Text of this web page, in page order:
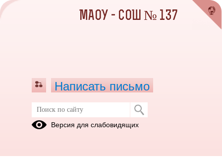
Педагогическим работникам
МАОУ - СОШ № 137
Написать письмо
Версия для слабовидящих